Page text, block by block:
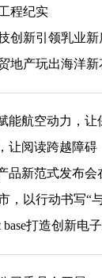
程纪实
创新引领乳业新
地产玩出海洋新
能航空动力，让
让阅读跨越障
品新范式发布会
，以行动书写“
打造创新电